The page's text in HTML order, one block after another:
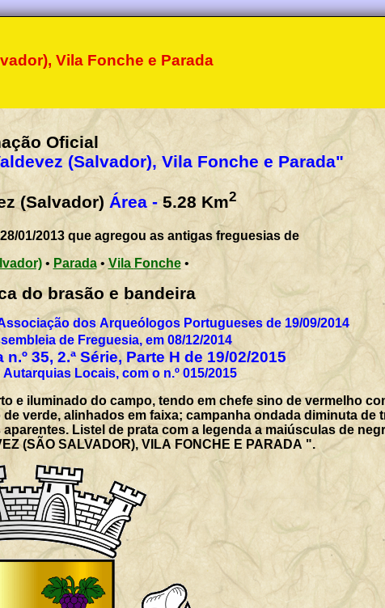
Vila Fonche e Parada
Oficial
(Salvador), Vila Fonche e Parada"
(Salvador) Área - 5.28 Km2
01/2013 que agregou as antigas freguesias de
• Parada• Vila Fonche•
heráldica do brasão e bandeira
dos Arqueólogos Portugueses de 19/09/2014
de Freguesia, em 08/12/2014
35, 2.ª Série, Parte H de 19/02/2015
Locais, com o n.º 015/2015
e iluminado do campo, tendo em chefe sino de vermelho
verde, alinhados em faixa; campanha ondada diminuta de
Listel de prata com a legenda a maiúsculas de
(SÃO SALVADOR), VILA FONCHE E PARADA ".